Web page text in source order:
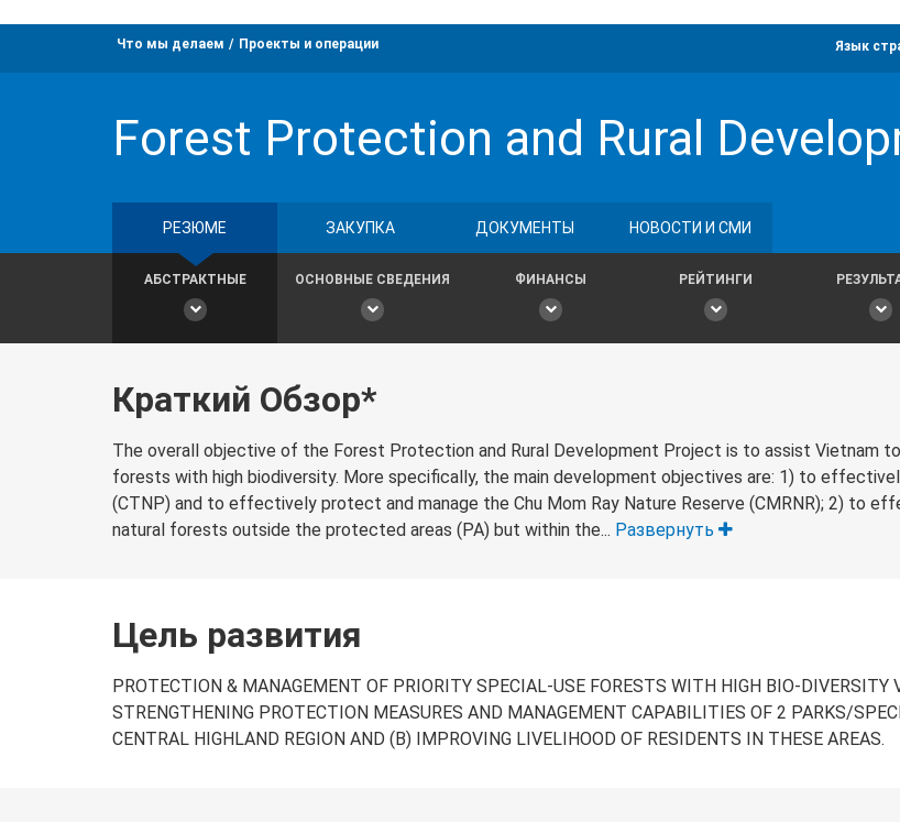
Что мы делаем Проекты и операции Язык
Forest Protection and Rural
РЕЗЮМЕ ЗАКУПКА ДОКУМЕНТЫ НОВОСТИ И СМИ
АБСТРАКТНЫЕ ОСНОВНЫЕ СВЕДЕНИЯ ФИНАНСЫ РЕЙТИНГИ
Краткий Обзор*
The overall objective of the Forest Protection and Rural Development Project is to assist Vietnam
forests with high biodiversity. More specifically, the main development objectives are: 1) to
(CTNP) and to effectively protect and manage the Chu Mom Ray Nature Reserve (CMRNR); 2) to
natural forests outside the protected areas (PA) but within the... Развернуть
Цель развития
PROTECTION & MANAGEMENT OF PRIORITY SPECIAL-USE FORESTS WITH HIGH BIO-DIVERSITY
STRENGTHENING PROTECTION MEASURES AND MANAGEMENT CAPABILITIES OF 2 PARKS/
CENTRAL HIGHLAND REGION AND (B) IMPROVING LIVELIHOOD OF RESIDENTS IN THESE AREAS.